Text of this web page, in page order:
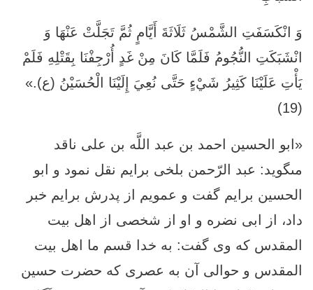
وَ انْكَسَفَتِ الشَّمْسُ ثَلَاثَةَ أَيَّامٍ ثُمَّ تَجَلَّتْ عَنْهَا وَ
انْشَبَكَتِ النُّجُومُ فَلَمَّا كَانَ مِنْ غَدٍ أُرْجِفْنَا بِقَتْلِهِ فَلَمْ
يَأْتِ عَلَيْنَا كَثِيرُ شَيْ‏ءٍ حَتَّى نُعِيَ إِلَيْنَا الْحُسَيْنُ (ع).»
(19)
«ابو الحسين احمد بن عبد اللَّه بن على ناقد
مى‏گويد: عبد الرّحمن بلخى برايم نقل نمود و ابو
الحسين برايم گفت و عمويم از پدرش برايم خبر
داد، از ابى نضره و او از شخصى از اهل بيت
المقدس كه وى گفت: به خدا قسم ما اهل بيت
المقدس و حوالى آن به عصرى كه حضرت حسين